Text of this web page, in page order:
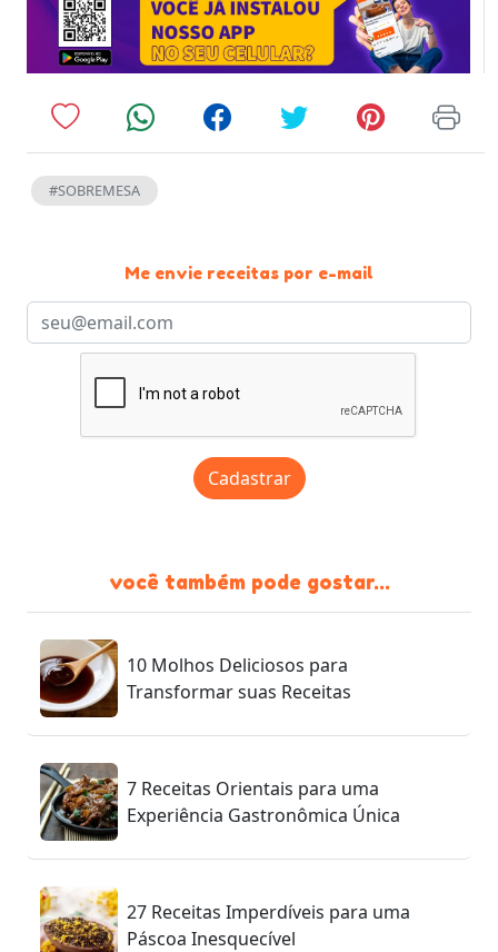
#SOBREMESA
Me envie receitas por e-mail
Cadastrar
você também pode gostar...
10 Molhos Deliciosos para
Transformar suas Receitas
7 Receitas Orientais para uma
Experiência Gastronômica Única
27 Receitas Imperdíveis para uma
Páscoa Inesquecível